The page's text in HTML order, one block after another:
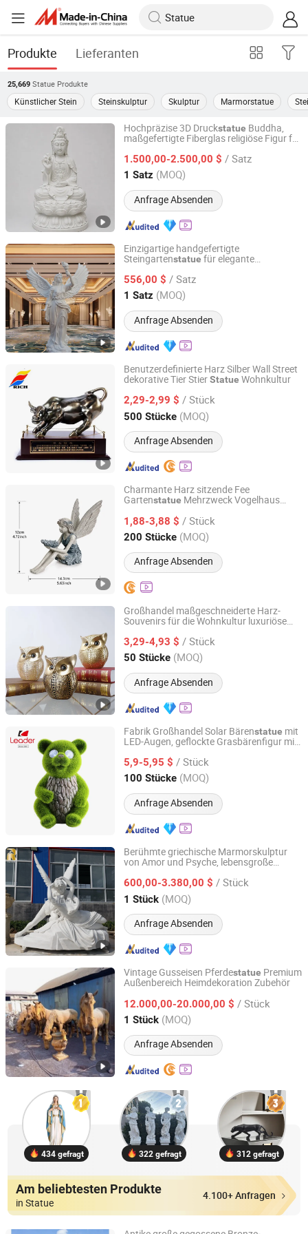
Produkte Lieferanten
25,669 Statue Produkte
Künstlicher Stein Steinskulptur Skulptur Marmorstatue
Hochpräzise 3D Druckstatue Buddha,
maßgefertigte Fiberglas religiöse Figur für
1.500,00-2.500,00 $ / Satz
1 Satz (MOQ)
Anfrage Absenden
Weieryang (Wuhan) Information Technology Co., Ltd
Hubei, China Seit 2025
Einzigartige handgefertigte
Steingartenstatue für elegante
556,00 $ / Satz
1 Satz (MOQ)
Anfrage Absenden
Weieryang (Wuhan) Information Technology Co., Ltd
Hubei, China Seit 2025
Benutzerdefinierte Harz Silber Wall Street
dekorative Tier StierStatue Wohnkultur
2,29-2,99 $ / Stück
500 Stücke (MOQ)
Anfrage Absenden
Xiamen Rising Chance Co., Ltd.
Fujian, China Seit 2010
Charmante Harz sitzende Fee
Gartenstatue Mehrzweck Vogelhaus
1,88-3,88 $ / Stück
200 Stücke (MOQ)
Anfrage Absenden
Fujian Dehua Qihang Xindong Handicrafts Co., Ltd.
Fujian, China Seit 2026
Großhandel maßgeschneiderte Harz-
Souvenirs für die Wohnkultur luxuriöse
Harz Kunst statueFigurine
3,29-4,93 $ / Stück
50 Stücke (MOQ)
Anfrage Absenden
Xiamen Keryon Import & Export Co., Ltd.
Fujian, China Seit 2026
Fabrik Großhandel Solar Bärenstatue mit
LED-Augen, geflockte Grasbärenfigur mit
5,9-5,95 $ / Stück
100 Stücke (MOQ)
Anfrage Absenden
Quanzhou Leader Industry Limited
Fujian, China Seit 2017
Berühmte griechische Marmorskulptur
von Amor und Psyche, lebensgroße
Großhandelsstatue
600,00-3.380,00 $ / Stück
1 Stück (MOQ)
Anfrage Absenden
Zhengzhou Relong Arts & Crafts Co., Ltd.
Henan, China Seit 2023
Vintage Gusseisen Pferdestatue Premium
Außenbereich Heimdekoration Zubehör
12.000,00-20.000,00 $ / Stück
1 Stück (MOQ)
Anfrage Absenden
Tianjin Charles International Trade Co., Ltd.
Tianjin, China Seit 2025
434 gefragt 322 gefragt 312 gefragt
Am beliebtesten Produkte
in Statue
4.100+ Anfragen